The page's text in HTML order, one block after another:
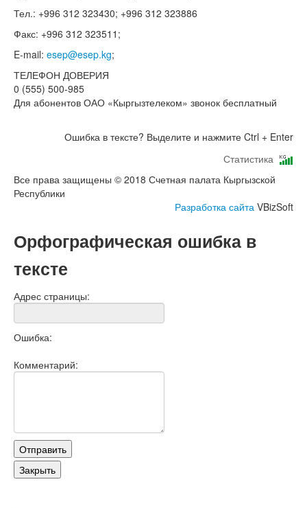
Тел.: +996 312 323430; +996 312 323886
Факс: +996 312 323511;
E-mail: esep@esep.kg;
ТЕЛЕФОН ДОВЕРИЯ
0 (555) 500-985
Для абонентов ОАО «Кыргызтелеком» звонок бесплатный
Ошибка в тексте? Выделите и нажмите Ctrl + Enter
Статистика
Все права защищены © 2018 Счетная палата Кыргызской
Республики
Разработка сайта VBizSoft
Орфографическая ошибка в
тексте
Адрес страницы:
Ошибка:
Комментарий: